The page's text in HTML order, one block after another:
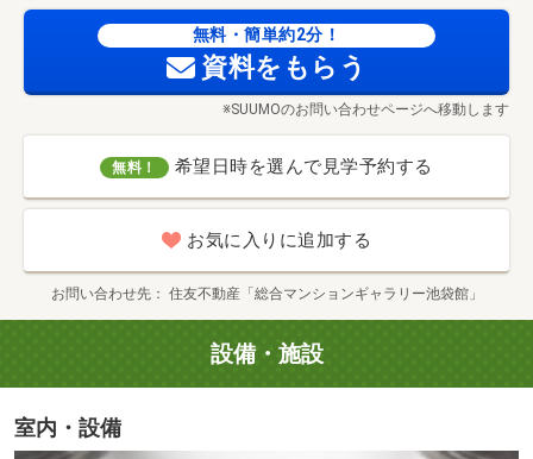
【成増プライム】（徒歩12分／約910m）
無料・簡単約2分！
資料をもらう
※SUUMOのお問い合わせページへ移動します
無料！ 希望日時を選んで見学予約する
お気に入りに追加する
お問い合わせ先 住友不動産「総合マンションギャラリー池袋館」
設備・施設
室内・設備